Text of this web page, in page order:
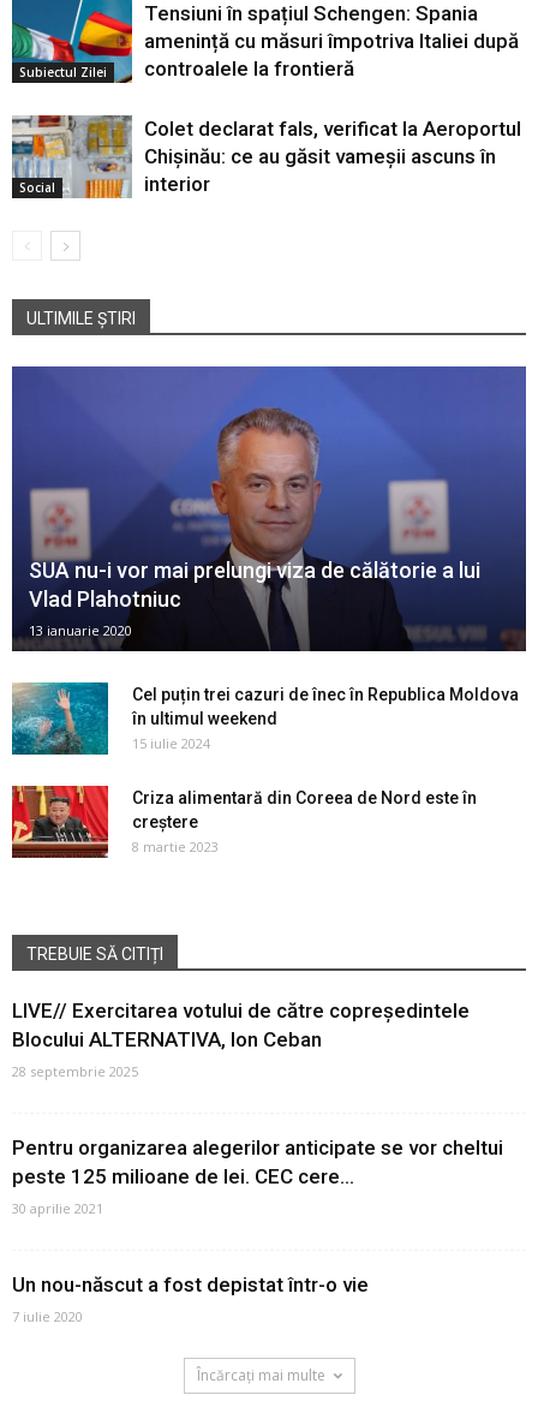
Subiectul Zilei
Tensiuni în spațiul Schengen: Spania
amenință cu măsuri împotriva Italiei după
controalele la frontieră
Social
Colet declarat fals, verificat la Aeroportul
Chișinău: ce au găsit vameșii ascuns în
interior
ULTIMILE ȘTIRI
SUA nu-i vor mai prelungi viza de călătorie a lui
Vlad Plahotniuc
13 ianuarie 2020
Cel puțin trei cazuri de înec în Republica Moldova
în ultimul weekend
15 iulie 2024
Criza alimentară din Coreea de Nord este în
creștere
8 martie 2023
TREBUIE SĂ CITIȚI
LIVE// Exercitarea votului de către copreședintele
Blocului ALTERNATIVA, Ion Ceban
28 septembrie 2025
Pentru organizarea alegerilor anticipate se vor cheltui
peste 125 milioane de lei. CEC cere...
30 aprilie 2021
Un nou-născut a fost depistat într-o vie
7 iulie 2020
Încărcați mai multe